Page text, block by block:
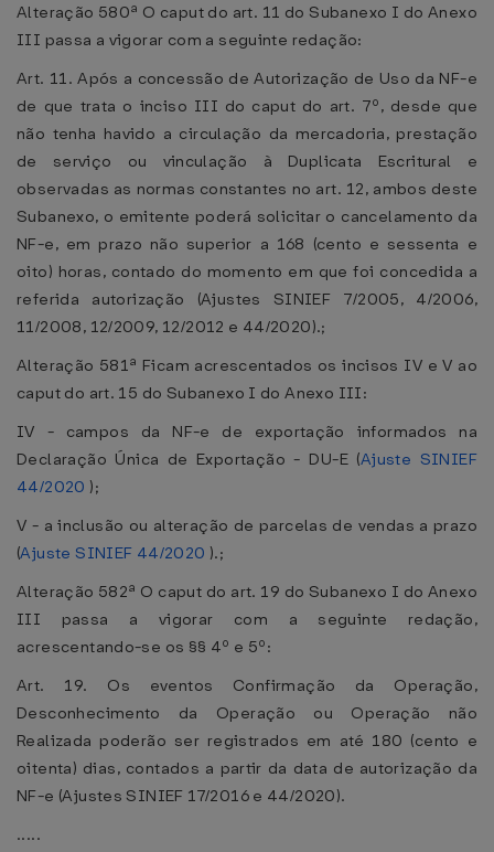
Alteração 580ª O caput do art. 11 do Subanexo I do Anexo
III passa a vigorar com a seguinte redação:
Art. 11. Após a concessão de Autorização de Uso da NF-e
de que trata o inciso III do caput do art. 7º, desde que
não tenha havido a circulação da mercadoria, prestação
de serviço ou vinculação à Duplicata Escritural e
observadas as normas constantes no art. 12, ambos deste
Subanexo, o emitente poderá solicitar o cancelamento da
NF-e, em prazo não superior a 168 (cento e sessenta e
oito) horas, contado do momento em que foi concedida a
referida autorização (Ajustes SINIEF 7/2005, 4/2006,
11/2008, 12/2009, 12/2012 e 44/2020).;
Alteração 581ª Ficam acrescentados os incisos IV e V ao
caput do art. 15 do Subanexo I do Anexo III:
IV - campos da NF-e de exportação informados na
Declaração Única de Exportação - DU-E (Ajuste SINIEF
44/2020 );
V - a inclusão ou alteração de parcelas de vendas a prazo
(Ajuste SINIEF 44/2020 ).;
Alteração 582ª O caput do art. 19 do Subanexo I do Anexo
III passa a vigorar com a seguinte redação,
acrescentando-se os §§ 4º e 5º:
Art. 19. Os eventos Confirmação da Operação,
Desconhecimento da Operação ou Operação não
Realizada poderão ser registrados em até 180 (cento e
oitenta) dias, contados a partir da data de autorização da
NF-e (Ajustes SINIEF 17/2016 e 44/2020).
.....